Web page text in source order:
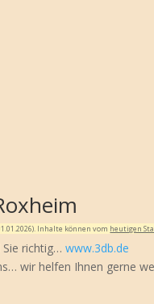
Inhalte können vom heutigen
Sie richtig…www.3db.de
wir helfen Ihnen gerne